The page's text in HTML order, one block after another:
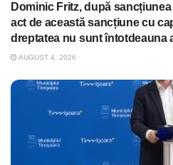
Dominic Fritz, după
act de această sancțiune cu
dreptatea nu sunt întotdeauna
AUGUST 4, 2026